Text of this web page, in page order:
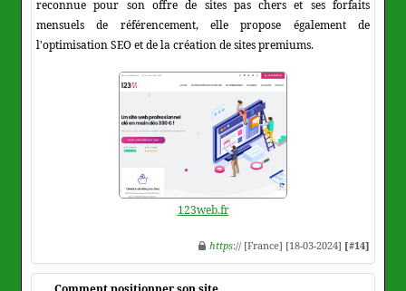
reconnue pour son offre de sites pas chers et ses forfaits
mensuels de référencement, elle propose également de
l'optimisation SEO et de la création de sites premiums.
123web.fr
https:// [France] [18-03-2024] [#14]